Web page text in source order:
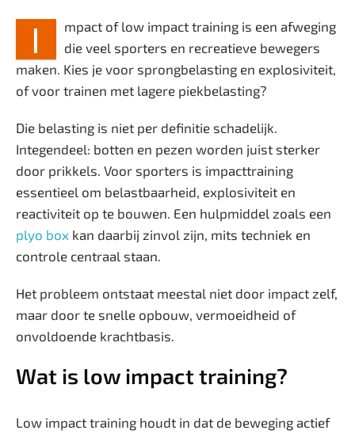
I
mpact of low impact training is een afweging
die veel sporters en recreatieve bewegers
maken. Kies je voor sprongbelasting en explosiviteit,
of voor trainen met lagere piekbelasting?
Die belasting is niet per definitie schadelijk.
Integendeel: botten en pezen worden juist sterker
door prikkels. Voor sporters is impacttraining
essentieel om belastbaarheid, explosiviteit en
reactiviteit op te bouwen. Een hulpmiddel zoals een
plyo box kan daarbij zinvol zijn, mits techniek en
controle centraal staan.
Het probleem ontstaat meestal niet door impact zelf,
maar door te snelle opbouw, vermoeidheid of
onvoldoende krachtbasis.
Wat is low impact training?
Low impact training houdt in dat de beweging actief